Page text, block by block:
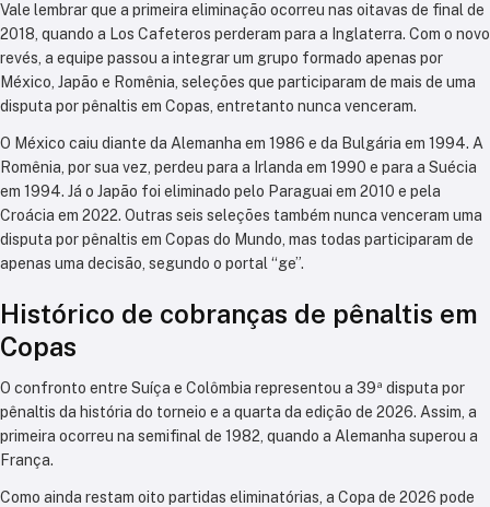
Vale lembrar que a primeira eliminação ocorreu nas oitavas de final de
2018 , quando a Los Cafeteros perderam para a Inglaterra. Com o novo
revés, a equipe passou a integrar um grupo formado apenas por
México Japão e Romênia , seleções que participaram de mais de uma
disputa por pênaltis em Copas, entretanto nunca venceram.
O México caiu diante da Alemanha em 1986 e da Bulgária em 1994. A
Romênia, por sua vez, perdeu para a Irlanda em 1990 e para a Suécia
em 1994. Já o Japão foi eliminado pelo Paraguai em 2010 e pela
Croácia em 2022. Outras seis seleções também nunca venceram uma
disputa por pênaltis em Copas do Mundo, mas todas participaram de
apenas uma decisão, segundo o portal “ge”.
Histórico de cobranças de pênaltis em
Copas
O confronto entre Suíça e Colômbia representou a 39ª disputa por
pênaltis da história do torneio e a quarta da edição de 2026. Assim, a
primeira ocorreu na semifinal de 1982 , quando a Alemanha superou a
França.
Como ainda restam oito partidas eliminatórias, a Copa de 2026 pode